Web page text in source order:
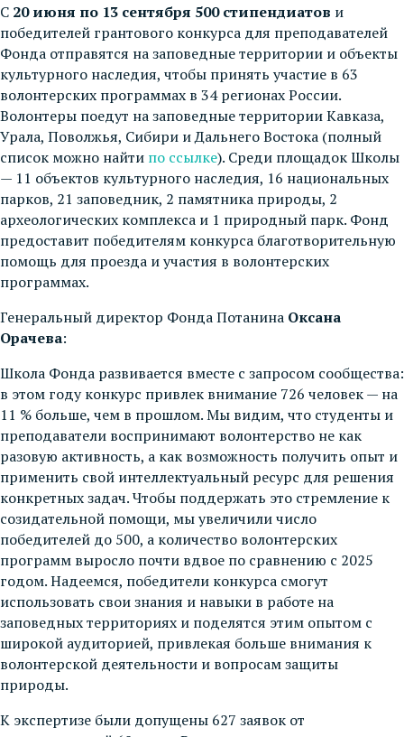
С 20 июня по 13 сентября 500 стипендиатов и
победителей грантового конкурса для преподавателей
Фонда отправятся на заповедные территории и объекты
культурного наследия, чтобы принять участие в 63
волонтерских программах в 34 регионах России.
Волонтеры поедут на заповедные территории Кавказа,
Урала, Поволжья, Сибири и Дальнего Востока (полный
список можно найти по ссылке). Среди площадок Школы
— 11 объектов культурного наследия, 16 национальных
парков, 21 заповедник, 2 памятника природы, 2
археологических комплекса и 1 природный парк. Фонд
предоставит победителям конкурса благотворительную
помощь для проезда и участия в волонтерских
программах.
Генеральный директор Фонда Потанина Оксана
Орачева:
Школа Фонда развивается вместе с запросом сообщества:
в этом году конкурс привлек внимание 726 человек — на
11 % больше, чем в прошлом. Мы видим, что студенты и
преподаватели воспринимают волонтерство не как
разовую активность, а как возможность получить опыт и
применить свой интеллектуальный ресурс для решения
конкретных задач. Чтобы поддержать это стремление к
созидательной помощи, мы увеличили число
победителей до 500, а количество волонтерских
программ выросло почти вдвое по сравнению с 2025
годом. Надеемся, победители конкурса смогут
использовать свои знания и навыки в работе на
заповедных территориях и поделятся этим опытом с
широкой аудиторией, привлекая больше внимания к
волонтерской деятельности и вопросам защиты
природы.
К экспертизе были допущены 627 заявок от